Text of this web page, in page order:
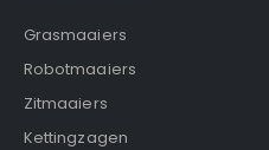
Grasmaaiers
Robotmaaiers
Zitmaaiers
Kettingzagen